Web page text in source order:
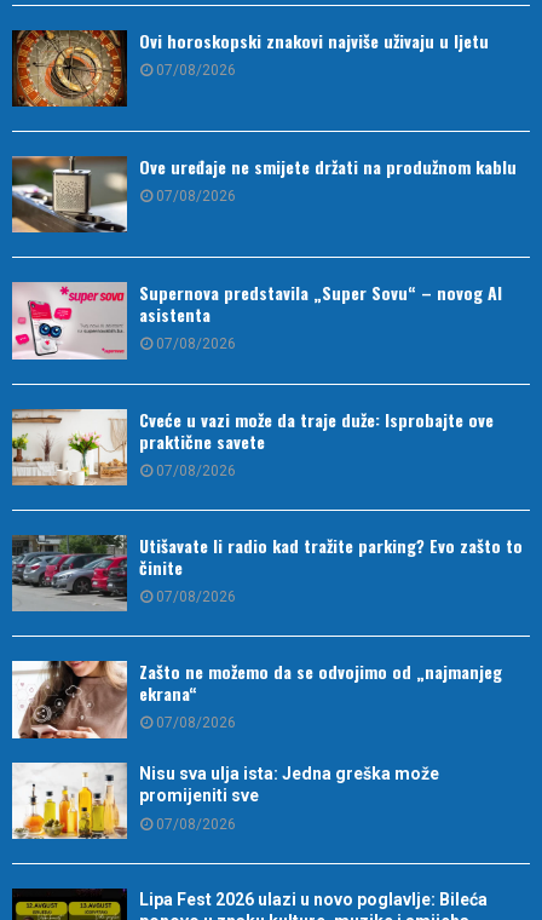
Ovi horoskopski znakovi najviše uživaju u ljetu
07/08/2026
Ove uređaje ne smijete držati na produžnom kablu
07/08/2026
Supernova predstavila „Super Sovu“ – novog AI
asistenta
07/08/2026
Cveće u vazi može da traje duže: Isprobajte ove
praktične savete
07/08/2026
Utišavate li radio kad tražite parking? Evo zašto to
činite
07/08/2026
Zašto ne možemo da se odvojimo od „najmanjeg
ekrana“
07/08/2026
Nisu sva ulja ista: Jedna greška može
promijeniti sve
07/08/2026
Lipa Fest 2026 ulazi u novo poglavlje: Bileća